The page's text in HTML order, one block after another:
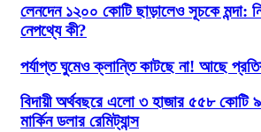
লেনদেন ১২০০ কোটি ছাড়ালেও সূচকে মন্দা:
নেপথ্যে কী?
পর্যাপ্ত ঘুমেও ক্লান্তি কাটছে না! আছে
বিদায়ী অর্থবছরে এলো ৩ হাজার ৫৫৮ কোটি
মার্কিন ডলার রেমিট্যান্স